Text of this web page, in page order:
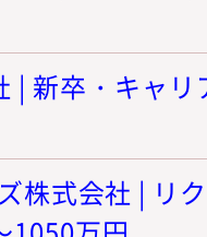
新卒・キャリ
株式会社 | リ